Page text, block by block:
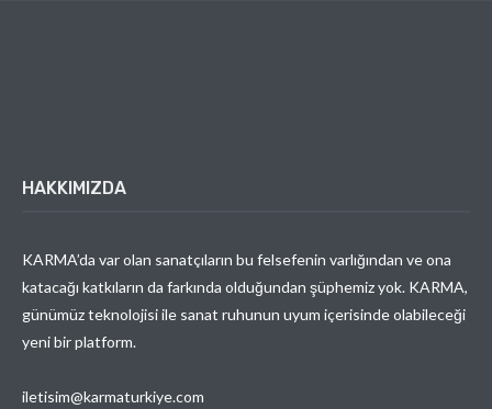
HAKKIMIZDA
KARMA’da var olan sanatçıların bu felsefenin varlığından ve ona
katacağı katkıların da farkında olduğundan şüphemiz yok. KARMA,
günümüz teknolojisi ile sanat ruhunun uyum içerisinde olabileceği
yeni bir platform.
iletisim@karmaturkiye.com